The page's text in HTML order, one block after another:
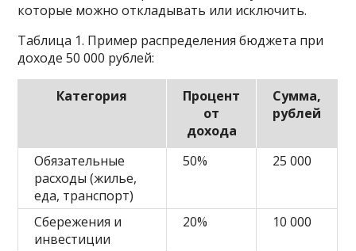
которые можно откладывать или исключить.
Таблица 1. Пример распределения бюджета при
доходе 50 000 рублей:
Категория
Процент
от
дохода
Сумма,
рублей
Обязательные
расходы (жилье,
еда, транспорт)
50% 25 000
Сбережения и
инвестиции
20% 10 000